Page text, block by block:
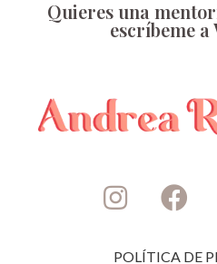
Quieres una
escríbeme a
POLÍTICA DE